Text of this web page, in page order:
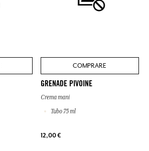
COMPRARE
GRENADE PIVOINE
Crema mani
Tubo 75 ml
12,00 €